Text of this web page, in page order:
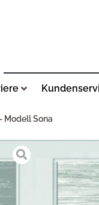
Modell Sona